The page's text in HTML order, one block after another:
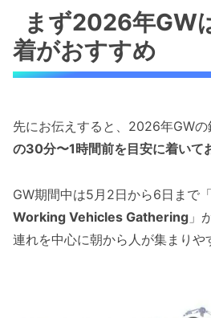
まず2026年GW
着がおすすめ
先にお伝えすると、2026年GW
の30分〜1時間前を目安に着いて
GW期間中は5月2日から6日まで「
Working Vehicles Gathering 」
連れを中心に朝から人が集まりや